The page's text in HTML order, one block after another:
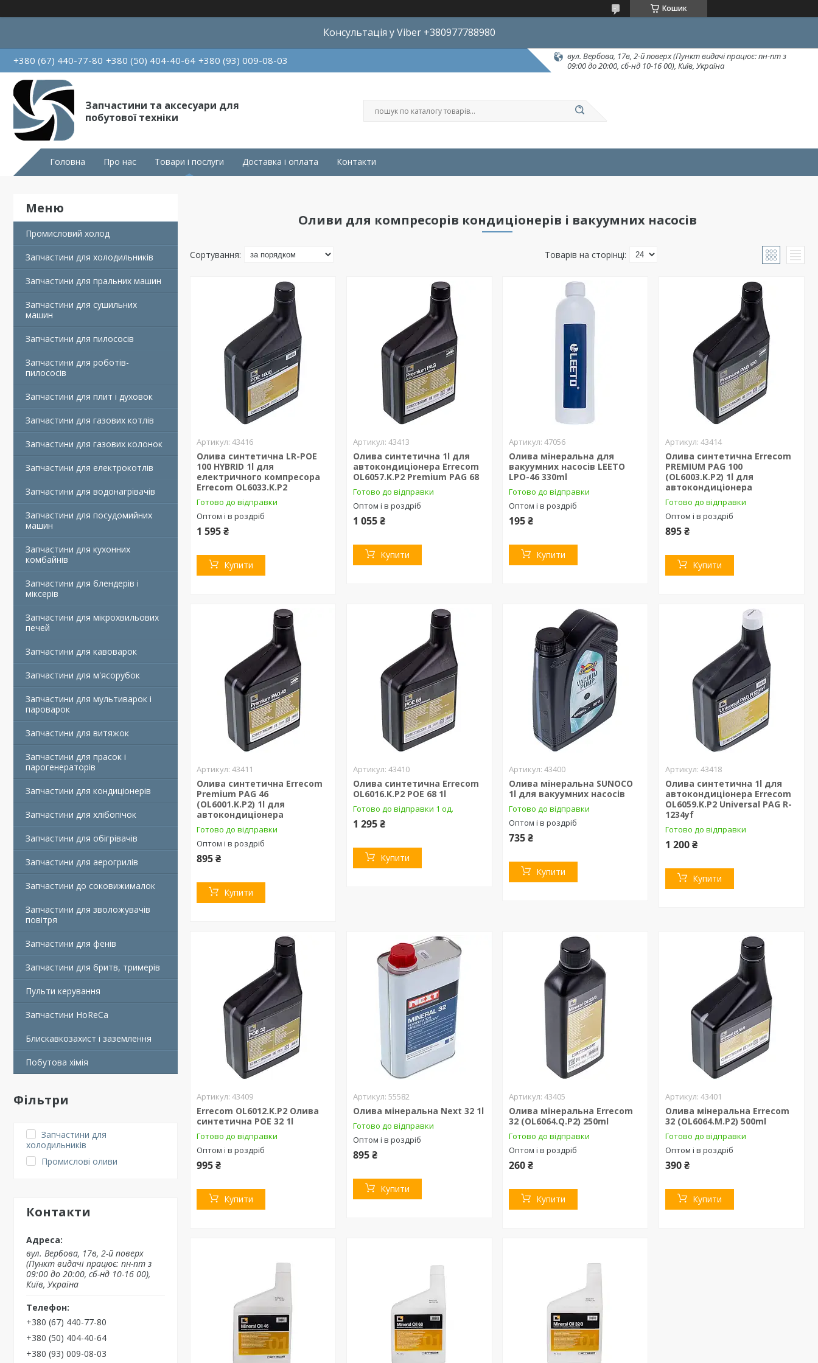
Кошик
Консультація у Viber +380977788980
+380 (67) 440-77-80 +380 (50) 404-40-64 +380 (93) 009-08-03
вул. Вербова, 17в, 2-й поверх (Пункт видачі працює: пн-пт з
09:00 до 20:00, сб-нд 10-16 00), Київ, Україна
Запчастини та аксесуари для
побутової техніки
Головна Про нас Товари і послуги Доставка і оплата Контакти
Промисловий холод
Запчастини для холодильників
Запчастини для пральних машин
Запчастини для сушильних
машин
Запчастини для пилососів
Запчастини для роботів-
пилососів
Запчастини для плит і духовок
Запчастини для газових котлів
Запчастини для газових колонок
Запчастини для електрокотлів
Запчастини для водонагрівачів
Запчастини для посудомийних
машин
Запчастини для кухонних
комбайнів
Запчастини для блендерів і
міксерів
Запчастини для мікрохвильових
печей
Запчастини для кавоварок
Запчастини для м'ясорубок
Запчастини для мультиварок і
пароварок
Запчастини для витяжок
Запчастини для прасок і
парогенераторів
Запчастини для кондиціонерів
Запчастини для хлібопічок
Запчастини для обігрівачів
Запчастини для аерогрилів
Запчастини до соковижималок
Запчастини для зволожувачів
повітря
Запчастини для фенів
Запчастини для бритв, тримерів
Пульти керування
Запчастини HoReCa
Блискавкозахист і заземлення
Побутова хімія
Фільтри
Запчастини для
холодильників
Промислові оливи
Контакти
вул. Вербова, 17в, 2-й поверх
(Пункт видачі працює: пн-пт з
09:00 до 20:00, сб-нд 10-16 00),
Київ, Україна
+380 (67) 440-77-80
+380 (50) 404-40-64
+380 (93) 009-08-03
Оливи для компресорів кондиціонерів і вакуумних насосів
43416
Олива синтетична LR-POE
100 HYBRID 1l для
електричного компресора
Errecom OL6033.K.P2
Готово до відправки
Оптом і в роздріб
1 595 ₴
Купити
43413
Олива синтетична 1l для
автокондиціонера Errecom
OL6057.K.P2 Premium PAG 68
Готово до відправки
Оптом і в роздріб
1 055 ₴
Купити
47056
Олива мінеральна для
вакуумних насосів LEETO
LPO-46 330ml
Готово до відправки
Оптом і в роздріб
195 ₴
Купити
43414
Олива синтетична Errecom
PREMIUM PAG 100
(OL6003.K.P2) 1l для
автокондиціонера
Готово до відправки
Оптом і в роздріб
895 ₴
Купити
43411
Олива синтетична Errecom
Premium PAG 46
(OL6001.K.P2) 1l для
автокондиціонера
Готово до відправки
Оптом і в роздріб
895 ₴
Купити
43410
Олива синтетична Errecom
OL6016.K.P2 POE 68 1l
Готово до відправки 1 од.
1 295 ₴
Купити
43400
Олива мінеральна SUNOCO
1l для вакуумних насосів
Готово до відправки
Оптом і в роздріб
735 ₴
Купити
43418
Олива синтетична 1l для
автокондиціонера Errecom
OL6059.K.P2 Universal PAG R-
1234yf
Готово до відправки
1 200 ₴
Купити
43409
Errecom OL6012.K.P2 Олива
синтетична POE 32 1l
Готово до відправки
Оптом і в роздріб
995 ₴
Купити
55582
Олива мінеральна Next 32 1l
Готово до відправки
Оптом і в роздріб
895 ₴
Купити
43405
Олива мінеральна Errecom
32 (OL6064.Q.P2) 250ml
Готово до відправки
Оптом і в роздріб
260 ₴
Купити
43401
Олива мінеральна Errecom
32 (OL6064.M.P2) 500ml
Готово до відправки
Оптом і в роздріб
390 ₴
Купити